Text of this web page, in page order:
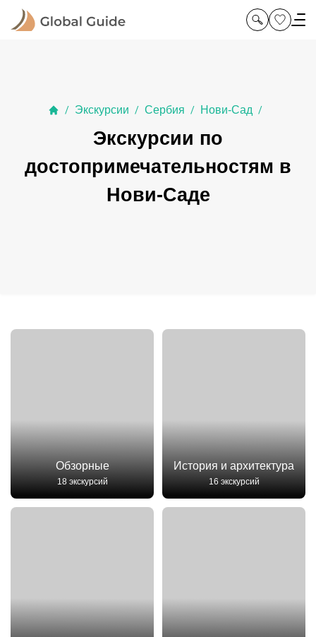
/ Экскурсии / Сербия / Нови-Сад /
Экскурсии по
достопримечательностям в
Нови-Саде
Обзорные
18 экскурсий
История и архитектура
16 экскурсий